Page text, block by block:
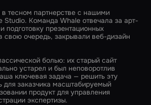
в тесном партнерстве с нашими
Studio. Команда Whale отвечала за арт-
подготовку презентационных
свою очередь, закрывали веб-дизайн
болью: их старый сайт
устарел и был неповоротлив
ключевая задача — решить эту
для заказчика масштабируемый
продукт для управления
экспертизы.